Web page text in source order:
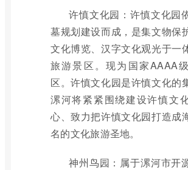
许慎文化园：许慎文化园
墓规划建设而成，是集文物保
文化博览、汉字文化观光于一
旅游景区。现为国家AAAA
区。许慎文化园是许慎文化的
漯河将紧紧围绕建设许慎文
心、致力把许慎文化园打造成
名的文化旅游圣地。
神州鸟园：属于漯河市开